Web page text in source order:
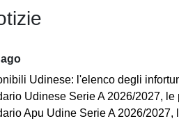
Udinese: l'elenco degli
Udinese Serie A 2026/2027, le partite
Apu Udine Serie A 2026/2027, le partite dei